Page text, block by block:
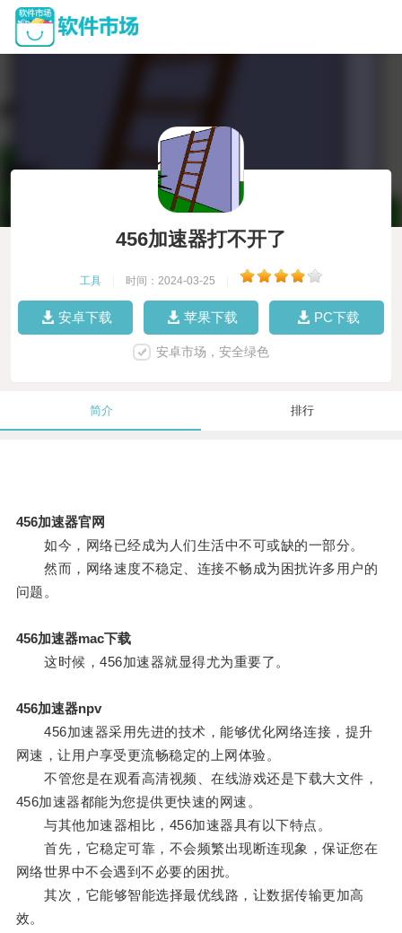
456加速器打不开了
工具 时间：2024-03-25
安卓下载 苹果下载 PC下载
安卓市场，安全绿色
简介 排行
456加速器官网
如今，网络已经成为人们生活中不可或缺的一部分。
然而，网络速度不稳定、连接不畅成为困扰许多用户的
问题。
456加速器mac下载
这时候，456加速器就显得尤为重要了。
456加速器npv
456加速器采用先进的技术，能够优化网络连接，提升
网速，让用户享受更流畅稳定的上网体验。
不管您是在观看高清视频、在线游戏还是下载大文件，
456加速器都能为您提供更快速的网速。
与其他加速器相比，456加速器具有以下特点。
首先，它稳定可靠，不会频繁出现断连现象，保证您在
网络世界中不会遇到不必要的困扰。
其次，它能够智能选择最优线路，让数据传输更加高
效。